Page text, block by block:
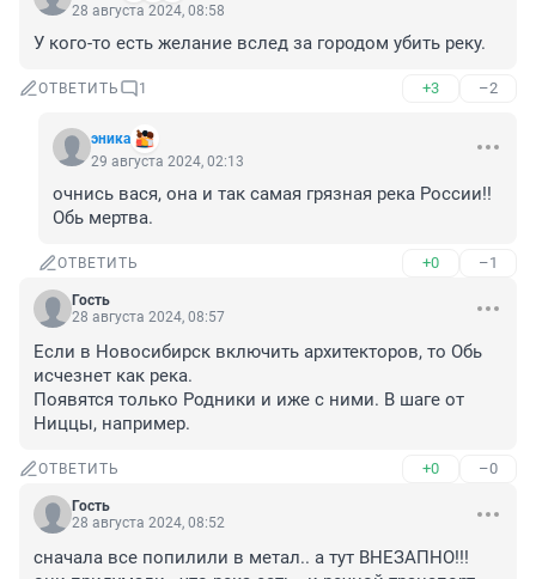
28 августа 2024, 08:58
У кого-то есть желание вслед за городом убить реку.
ОТВЕТИТЬ 1 +3 –2
эника
29 августа 2024, 02:13
очнись вася, она и так самая грязная река России!!
Обь мертва.
ОТВЕТИТЬ +0 –1
Гость
28 августа 2024, 08:57
Если в Новосибирск включить архитекторов, то Обь
исчезнет как река.
Появятся только Родники и иже с ними. В шаге от
Ниццы, например.
ОТВЕТИТЬ +0 –0
Гость
28 августа 2024, 08:52
сначала все попилили в метал.. а тут ВНЕЗАПНО!!!